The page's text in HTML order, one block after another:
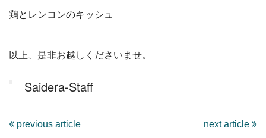
鶏とレンコンのキッシュ
以上、是非お越しくださいませ。
Saidera-Staff
previous article next article